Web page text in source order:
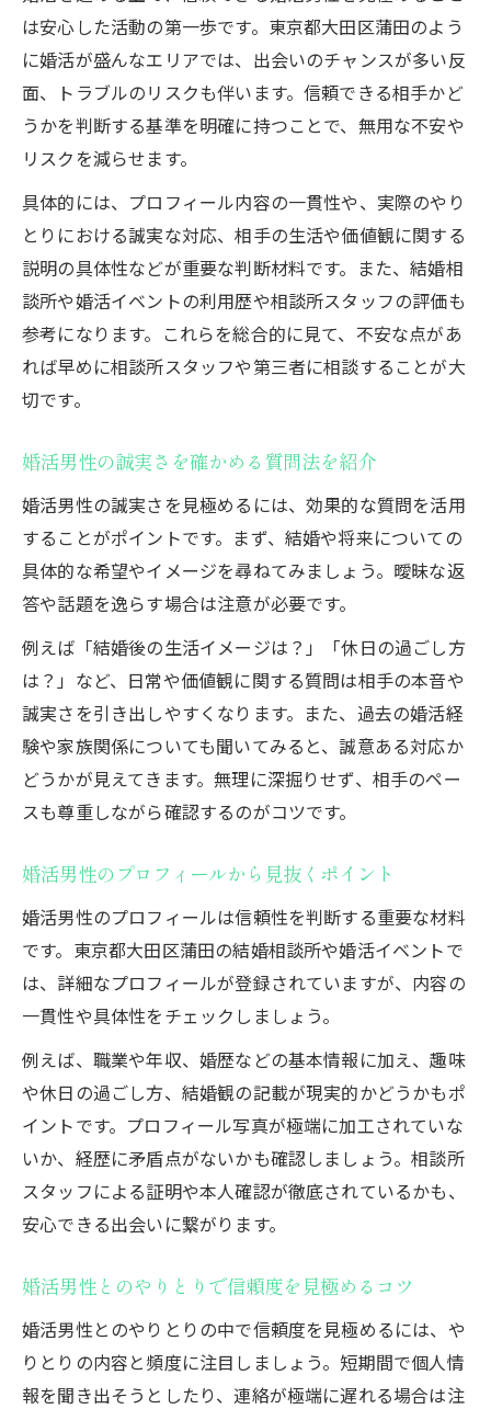
は安心した活動の第一歩です。東京都大田区蒲田のよう
に婚活が盛んなエリアでは、出会いのチャンスが多い反
面、トラブルのリスクも伴います。信頼できる相手かど
うかを判断する基準を明確に持つことで、無用な不安や
リスクを減らせます。
具体的には、プロフィール内容の一貫性や、実際のやり
とりにおける誠実な対応、相手の生活や価値観に関する
説明の具体性などが重要な判断材料です。また、結婚相
談所や婚活イベントの利用歴や相談所スタッフの評価も
参考になります。これらを総合的に見て、不安な点があ
れば早めに相談所スタッフや第三者に相談することが大
切です。
婚活男性の誠実さを確かめる質問法を紹介
婚活男性の誠実さを見極めるには、効果的な質問を活用
することがポイントです。まず、結婚や将来についての
具体的な希望やイメージを尋ねてみましょう。曖昧な返
答や話題を逸らす場合は注意が必要です。
例えば「結婚後の生活イメージは？」「休日の過ごし方
は？」など、日常や価値観に関する質問は相手の本音や
誠実さを引き出しやすくなります。また、過去の婚活経
験や家族関係についても聞いてみると、誠意ある対応か
どうかが見えてきます。無理に深掘りせず、相手のペー
スも尊重しながら確認するのがコツです。
婚活男性のプロフィールから見抜くポイント
婚活男性のプロフィールは信頼性を判断する重要な材料
です。東京都大田区蒲田の結婚相談所や婚活イベントで
は、詳細なプロフィールが登録されていますが、内容の
一貫性や具体性をチェックしましょう。
例えば、職業や年収、婚歴などの基本情報に加え、趣味
や休日の過ごし方、結婚観の記載が現実的かどうかもポ
イントです。プロフィール写真が極端に加工されていな
いか、経歴に矛盾点がないかも確認しましょう。相談所
スタッフによる証明や本人確認が徹底されているかも、
安心できる出会いに繋がります。
婚活男性とのやりとりで信頼度を見極めるコツ
婚活男性とのやりとりの中で信頼度を見極めるには、や
りとりの内容と頻度に注目しましょう。短期間で個人情
報を聞き出そうとしたり、連絡が極端に遅れる場合は注